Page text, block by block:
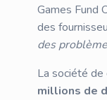
Games Fund
des
des
La société
millions de